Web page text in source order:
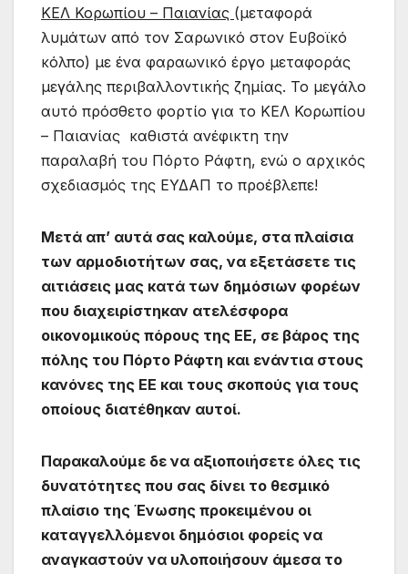
ΚΕΛ Κορωπίου – Παιανίας (μεταφορά
λυμάτων από τον Σαρωνικό στον Ευβοϊκό
κόλπο) με ένα φαραωνικό έργο μεταφοράς
μεγάλης περιβαλλοντικής ζημίας. Το μεγάλο
αυτό πρόσθετο φορτίο για το ΚΕΛ Κορωπίου
– Παιανίας καθιστά ανέφικτη την
παραλαβή του Πόρτο Ράφτη, ενώ ο αρχικός
σχεδιασμός της ΕΥΔΑΠ το προέβλεπε!
Μετά απ’ αυτά σας καλούμε, στα πλαίσια
των αρμοδιοτήτων σας, να εξετάσετε τις
αιτιάσεις μας κατά των δημόσιων φορέων
που διαχειρίστηκαν ατελέσφορα
οικονομικούς πόρους της ΕΕ, σε βάρος της
πόλης του Πόρτο Ράφτη και ενάντια στους
κανόνες της ΕΕ και τους σκοπούς για τους
οποίους διατέθηκαν αυτοί.
Παρακαλούμε δε να αξιοποιήσετε όλες τις
δυνατότητες που σας δίνει το θεσμικό
πλαίσιο της Ένωσης προκειμένου οι
καταγγελλόμενοι δημόσιοι φορείς να
αναγκαστούν να υλοποιήσουν άμεσα το